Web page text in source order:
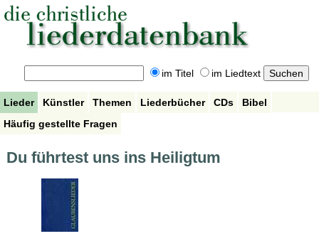
im Titel im Liedtext
Lieder Künstler Themen Liederbücher CDs
Bibel
Häufig gestellte Fragen
Du führtest uns ins Heiligtum